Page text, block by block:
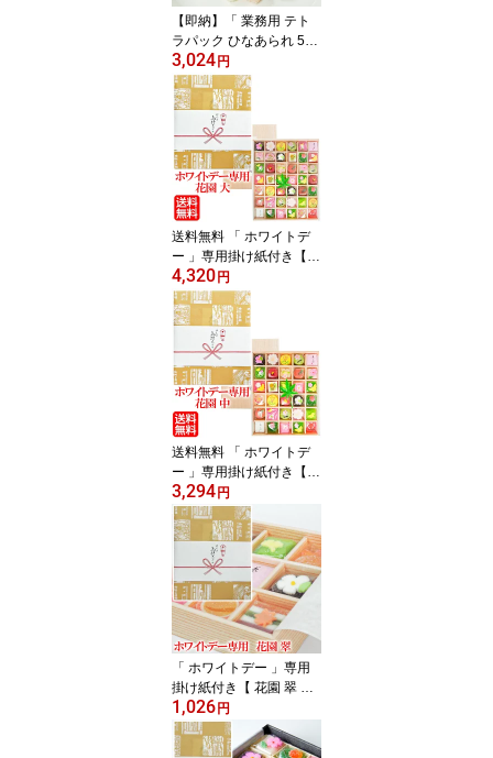
京都 セット
【即納】「 業務用 テト
ラパック ひなあられ 500
g 」 個包装 小袋 保育園
幼稚園 高齢者施設 介護
施設 ひな祭り ひなまつ
り お菓子 桃の節句 和菓
子 お菓子 ひなまつり 販
促商品 雛人形 ひなあら
れ 大袋 入り 箱売り お特
用 粗品 景品 チョコ イベ
ント お祝い 雛あられ
3,024 円
送料無料 「 ホワイトデ
ー 」専用掛け紙付き【
花園 大 】高級 和菓子 女
性 人気 ホワイトデー バ
レンタインお返し 義理チ
ョコお返し 詰合せ 詰め
合わせ セット お菓子 ス
イーツ 京都 お取り寄せ
グルメ 和スイーツ ネオ
和菓子 トレンドスイーツ
日持ち 日持ち長い
4,320 円
送料無料 「 ホワイトデ
ー 」専用掛け紙付き【
花園 中 】高級 和菓子 女
性 人気 ホワイトデー バ
レンタインお返し 義理チ
ョコお返し 詰合せ 詰め
合わせ セット お菓子 ス
イーツ 京都 お取り寄せ
グルメ 和スイーツ ネオ
和菓子 トレンドスイーツ
日持ち 日持ち長い
3,294 円
「 ホワイトデー 」専用
掛け紙付き【 花園 翠 】4
個以上(お届け先は1か
所）で 送料無料 和菓子
女性 人気 ホワイトデー
1,026 円